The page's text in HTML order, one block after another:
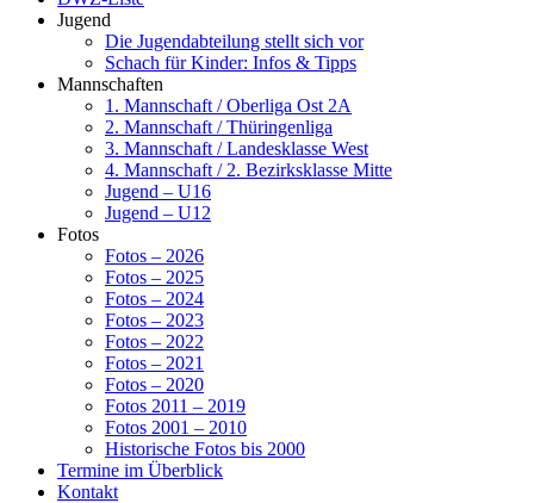
Jugend
Die Jugendabteilung stellt sich vor
Schach für Kinder: Infos & Tipps
Mannschaften
1. Mannschaft / Oberliga Ost 2A
2. Mannschaft / Thüringenliga
3. Mannschaft / Landesklasse West
4. Mannschaft / 2. Bezirksklasse Mitte
Jugend – U16
Jugend – U12
Fotos
Fotos – 2026
Fotos – 2025
Fotos – 2024
Fotos – 2023
Fotos – 2022
Fotos – 2021
Fotos – 2020
Fotos 2011 – 2019
Fotos 2001 – 2010
Historische Fotos bis 2000
Termine im Überblick
Kontakt